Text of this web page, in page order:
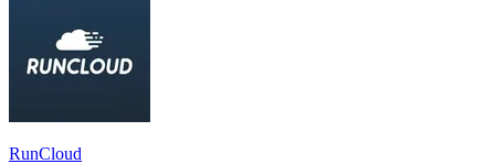
RunCloud